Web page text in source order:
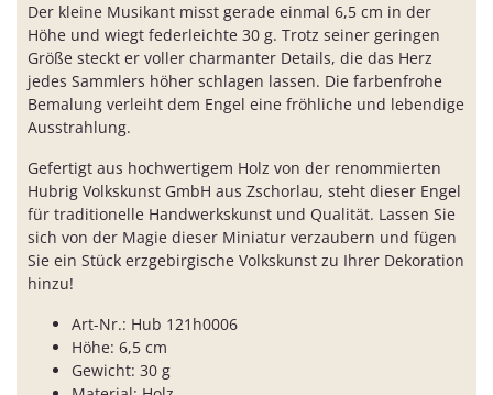
Der kleine Musikant misst gerade einmal 6,5 cm in der
Höhe und wiegt federleichte 30 g. Trotz seiner geringen
Größe steckt er voller charmanter Details, die das Herz
jedes Sammlers höher schlagen lassen. Die farbenfrohe
Bemalung verleiht dem Engel eine fröhliche und lebendige
Ausstrahlung.
Gefertigt aus hochwertigem Holz von der renommierten
Hubrig Volkskunst GmbH aus Zschorlau, steht dieser Engel
für traditionelle Handwerkskunst und Qualität. Lassen Sie
sich von der Magie dieser Miniatur verzaubern und fügen
Sie ein Stück erzgebirgische Volkskunst zu Ihrer Dekoration
hinzu!
Art-Nr.: Hub 121h0006
Höhe: 6,5 cm
Gewicht: 30 g